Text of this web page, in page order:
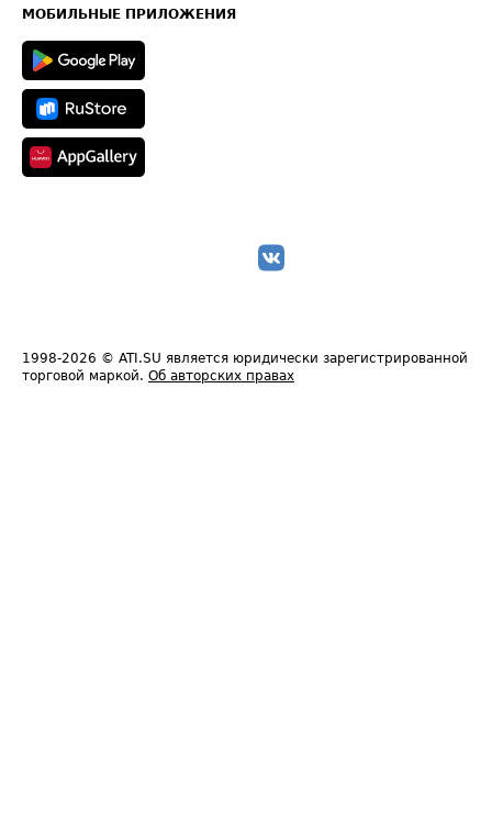
Техническая информация
МОБИЛЬНЫЕ ПРИЛОЖЕНИЯ
1998-2026 © ATI.SU является юридически зарегистрированной
торговой маркой. Об авторских правах